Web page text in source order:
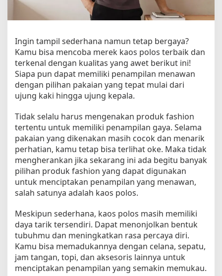
r
a
i
k
d
a
n
T
r
k
e
n
a
l
d
e
g
a
K
u
a
l
Ingin tampil sederhana namun tetap bergaya?
Kamu bisa mencoba merek kaos polos terbaik dan
terkenal dengan kualitas yang awet berikut ini!
Siapa pun dapat memiliki penampilan menawan
dengan pilihan pakaian yang tepat mulai dari
ujung kaki hingga ujung kepala.
Tidak selalu harus mengenakan produk fashion
tertentu untuk memiliki penampilan gaya. Selama
pakaian yang dikenakan masih cocok dan menarik
perhatian, kamu tetap bisa terlihat oke. Maka tidak
mengherankan jika sekarang ini ada begitu banyak
pilihan produk fashion yang dapat digunakan
untuk menciptakan penampilan yang menawan,
salah satunya adalah kaos polos.
Meskipun sederhana, kaos polos masih memiliki
daya tarik tersendiri. Dapat menonjolkan bentuk
tubuhmu dan meningkatkan rasa percaya diri.
Kamu bisa memadukannya dengan celana, sepatu,
jam tangan, topi, dan aksesoris lainnya untuk
menciptakan penampilan yang semakin memukau.